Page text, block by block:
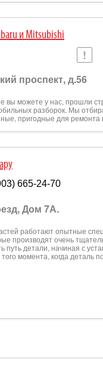
и Mitsubishi
проспект, д.56
вы можете у нас, прошли
разборок. Мы
пригодные для ремонта
665-24-70
Дом 7А.
работают опытные
производят очень
путь детали, начиная с
момента, когда деталь